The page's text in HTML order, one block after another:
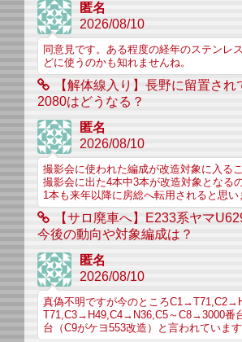
匿名
2026/08/10
同意見です。ある程度の経年のステンレ
どに使うのかも知れませんね。
【解体線入り】長野に留置さ
2080はどうなる？
匿名
2026/08/10
撮影会に使われた編成が改造対象に入る
撮影会に出た4本中3本が改造対象となる
1本も来年以降に房総へ転用されると思い
【サロ廃車へ】E233系ヤマ
今後の動向や対象編成は？
匿名
2026/08/10
真偽不明ですが今のところ
T71,C3→H49,C4→N36,C5～C8→3000番
台（C9がケヨ553改造）と言われています